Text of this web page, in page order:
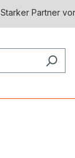
Starker Partner